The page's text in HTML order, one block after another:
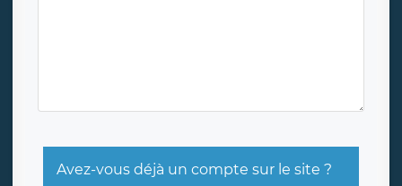
Avez-vous déjà un compte sur le site ?